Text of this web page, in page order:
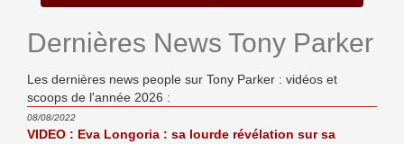
Dernières News Tony Parker
Les dernières news people sur Tony Parker : vidéos et
scoops de l'année 2026 :
08/08/2022
VIDEO : Eva Longoria : sa lourde révélation sur sa